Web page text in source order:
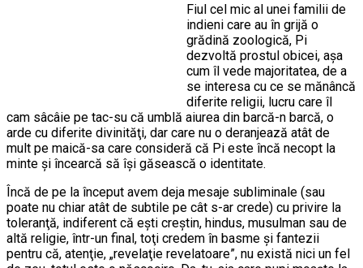
Fiul cel mic al unei familii de
indieni care au în grijă o
grădină zoologică, Pi
dezvoltă prostul obicei, aşa
cum îl vede majoritatea, de a
se interesa cu ce se mănâncă
diferite religii, lucru care îl
cam sâcâie pe tac-su că umblă aiurea din barcă-n barcă, o
arde cu diferite divinităţi, dar care nu o deranjează atât de
mult pe maică-sa care consideră că Pi este încă necopt la
minte şi încearcă să îşi găsească o identitate.
Încă de pe la început avem deja mesaje subliminale (sau
poate nu chiar atât de subtile pe cât s-ar crede) cu privire la
toleranţă, indiferent că eşti creştin, hindus, musulman sau de
altă religie, într-un final, toţi credem în basme şi fantezii
pentru că, atenţie, „revelaţie revelatoare”, nu există nici un fel